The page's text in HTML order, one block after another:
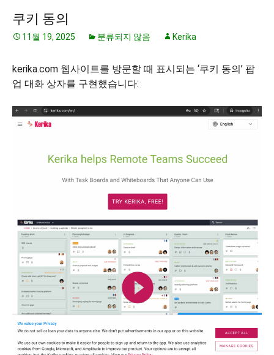
쿠키 동의
11월 19, 2025 분류되지 않음 Kerika
kerika.com 웹사이트를 방문할 때 표시되는 ‘쿠키 동의’ 팝
업 대화 상자를 구현했습니다: